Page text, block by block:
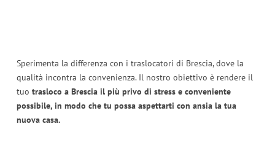
Sperimenta la differenza con i traslocatori di Brescia, dove la
qualità incontra la convenienza. Il nostro obiettivo è rendere il
tuo trasloco a Brescia il più privo di stress e conveniente
possibile, in modo che tu possa aspettarti con ansia la tua
nuova casa.